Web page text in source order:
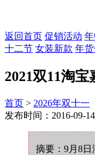
返回首页 促销活动
十二节 女装新款 年
2021双11淘
首页 > 2026年双十一
发布时间：2016-09-
摘要：9月8日